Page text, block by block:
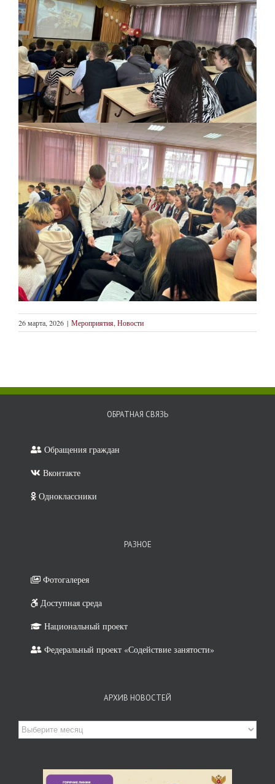
26 марта, 2026 | Мероприятия, Новости
ОБРАТНАЯ СВЯЗЬ
Обращения граждан
Вконтакте
Одноклассники
РАЗНОЕ
Фотогалерея
Доступная среда
Национальный проект
Федеральный проект «Содействие занятости»
АРХИВ НОВОСТЕЙ
Архив
новостей